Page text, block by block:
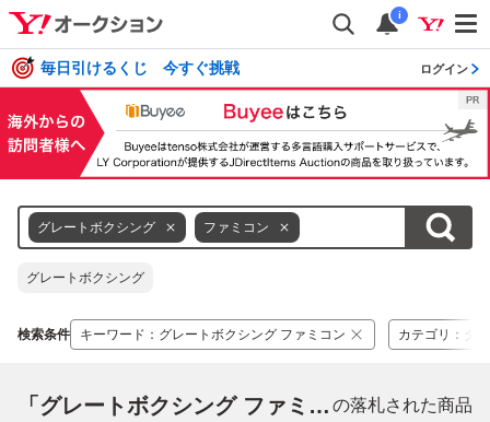
i
毎日引けるくじ 今すぐ挑戦 ログイン
グレートボクシング ファミコン
グレートボクシング
検索条件 キーワード ： グレートボクシング ファミコン カテゴリ ： タ
「グレートボクシング ファミコン」 の落札された商品